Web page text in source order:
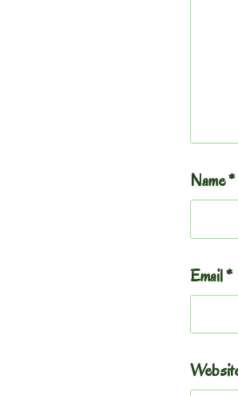
Name*
Email*